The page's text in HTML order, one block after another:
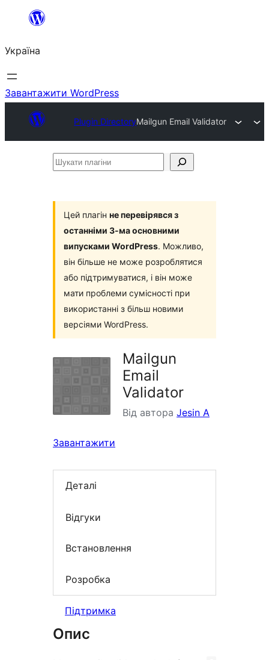
Перейти
вмісту
Україна
Завантажити WordPress
Plugin DirectoryMailgun Email Validator
Шукати
Цей плагін не перевірявся з
останніми 3-ма основними
випусками WordPress. Можливо,
він більше не може розроблятися
або підтримуватися, і він може
мати проблеми сумісності при
використанні з більш новими
версіями WordPress.
Mailgun
Email
Validator
Від автора Jesin A
Завантажити
Деталі
Відгуки
Встановлення
Розробка
Підтримка
Опис